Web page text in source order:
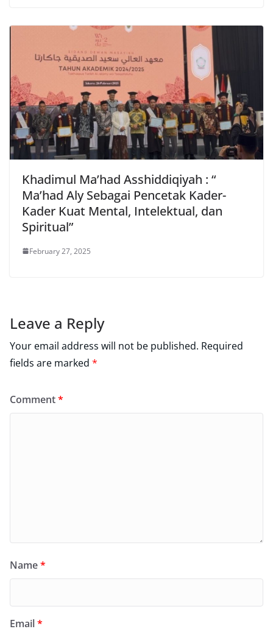
Khadimul Ma’had Asshiddiqiyah : “
Ma’had Aly Sebagai Pencetak Kader-
Kader Kuat Mental, Intelektual, dan
Spiritual”
February 27, 2025
Leave a Reply
Your email address will not be published. Required
fields are marked *
Comment*
Name*
Email*